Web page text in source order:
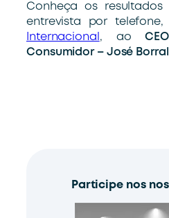
Conheça os resultados
entrevista por
Internacional , ao
Consumidor – José
Participe nos